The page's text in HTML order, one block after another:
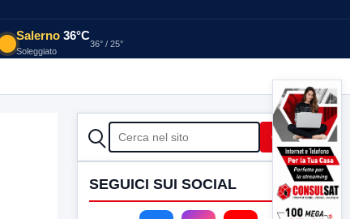
Salerno 36°C
Soleggiato
36° / 25°
CERCA Cerca
SEGUICI SUI SOCIAL